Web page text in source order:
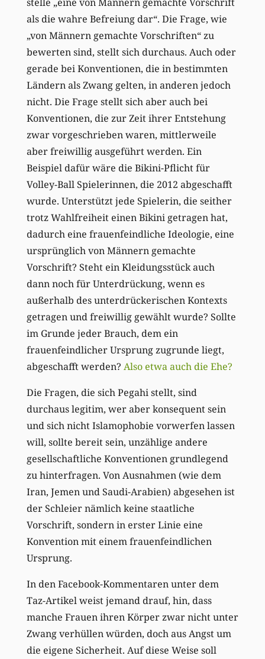
als die wahre Befreiung dar“. Die Frage, wie
„von Männern gemachte Vorschriften“ zu
bewerten sind, stellt sich durchaus. Auch oder
gerade bei Konventionen, die in bestimmten
Ländern als Zwang gelten, in anderen jedoch
nicht. Die Frage stellt sich aber auch bei
Konventionen, die zur Zeit ihrer Entstehung
zwar vorgeschrieben waren, mittlerweile
aber freiwillig ausgeführt werden. Ein
Beispiel dafür wäre die Bikini-Pflicht für
Volley-Ball Spielerinnen, die 2012 abgeschafft
wurde. Unterstützt jede Spielerin, die seither
trotz Wahlfreiheit einen Bikini getragen hat,
dadurch eine frauenfeindliche Ideologie, eine
ursprünglich von Männern gemachte
Vorschrift? Steht ein Kleidungsstück auch
dann noch für Unterdrückung, wenn es
außerhalb des unterdrückerischen Kontexts
getragen und freiwillig gewählt wurde? Sollte
im Grunde jeder Brauch, dem ein
frauenfeindlicher Ursprung zugrunde liegt,
abgeschafft werden? Also etwa auch die Ehe?
Die Fragen, die sich Pegahi stellt, sind
durchaus legitim, wer aber konsequent sein
und sich nicht Islamophobie vorwerfen lassen
will, sollte bereit sein, unzählige andere
gesellschaftliche Konventionen grundlegend
zu hinterfragen. Von Ausnahmen (wie dem
Iran, Jemen und Saudi-Arabien) abgesehen ist
der Schleier nämlich keine staatliche
Vorschrift, sondern in erster Linie eine
Konvention mit einem frauenfeindlichen
Ursprung.
In den Facebook-Kommentaren unter dem
Taz-Artikel weist jemand drauf, hin, dass
manche Frauen ihren Körper zwar nicht unter
Zwang verhüllen würden, doch aus Angst um
die eigene Sicherheit. Auf diese Weise soll